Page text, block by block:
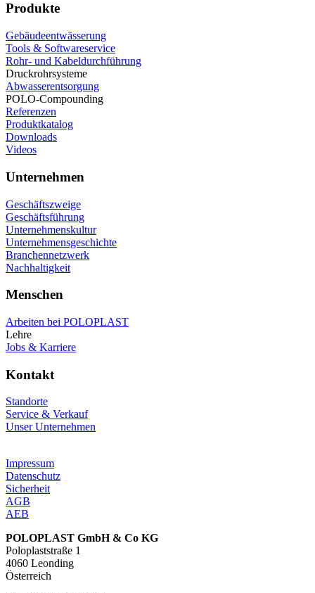
Produkte
Gebäudeentwässerung
Tools & Softwareservice
Rohr- und Kabeldurchführung
Druckrohrsysteme
Abwasserentsorgung
POLO-Compounding
Referenzen
Produktkatalog
Downloads
Videos
Unternehmen
Geschäftszweige
Geschäftsführung
Unternehmenskultur
Unternehmensgeschichte
Branchennetzwerk
Nachhaltigkeit
Menschen
Arbeiten bei POLOPLAST
Lehre
Jobs & Karriere
Kontakt
Standorte
Service & Verkauf
Unser Unternehmen
Impressum
Datenschutz
Sicherheit
AGB
AEB
POLOPLAST GmbH & Co KG
Poloplaststraße 1
4060 Leonding
Österreich